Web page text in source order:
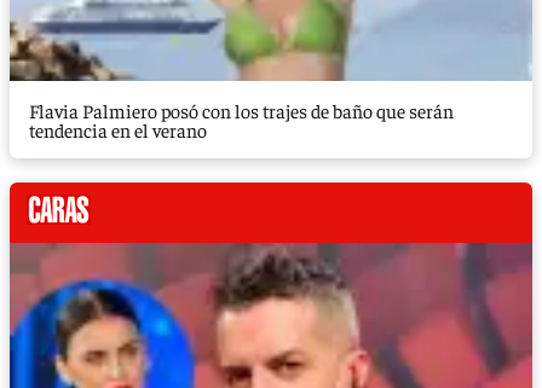
Flavia Palmiero posó con los trajes de baño que serán
tendencia en el verano